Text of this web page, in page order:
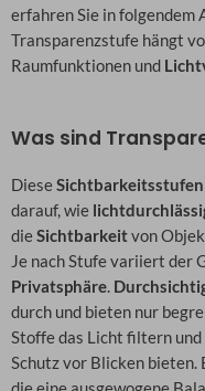
erfahren Sie in
Transparenzstufe hängt
Raumfunktionen und
Was sind
DieseSichtbarkeitsstufen
darauf, wie
dieSichtbarkeitvon
Je nach Stufe variiert der
Privatsphäre.
durch und bieten nur
Stoffe das Licht filtern
Schutz vor Blicken bieten.